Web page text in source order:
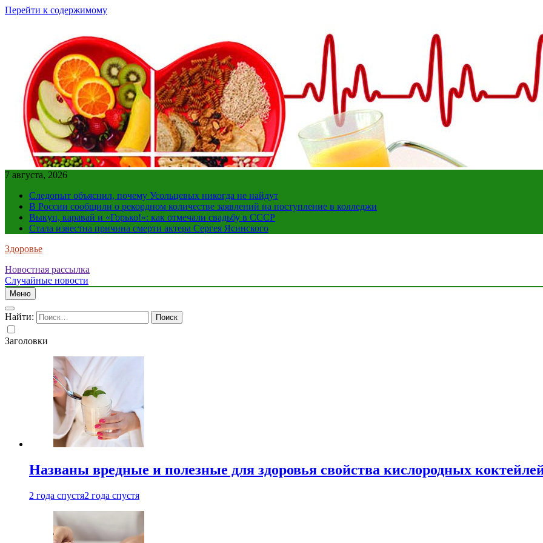
Перейти к содержимому
7 августа, 2026
Следопыт объяснил, почему Усольцевых никогда не найдут
В России сообщили о рекордном количестве заявлений на поступление в колледжи
Выкуп, каравай и «Горько!»: как отмечали свадьбу в СССР
Стала известна причина смерти актера Сергея Ясинского
Здоровье
Новостная рассылка
Случайные новости
Меню
Найти:
Заголовки
Названы вредные и полезные для здоровья свойства кислородных
2 года спустя2 года спустя